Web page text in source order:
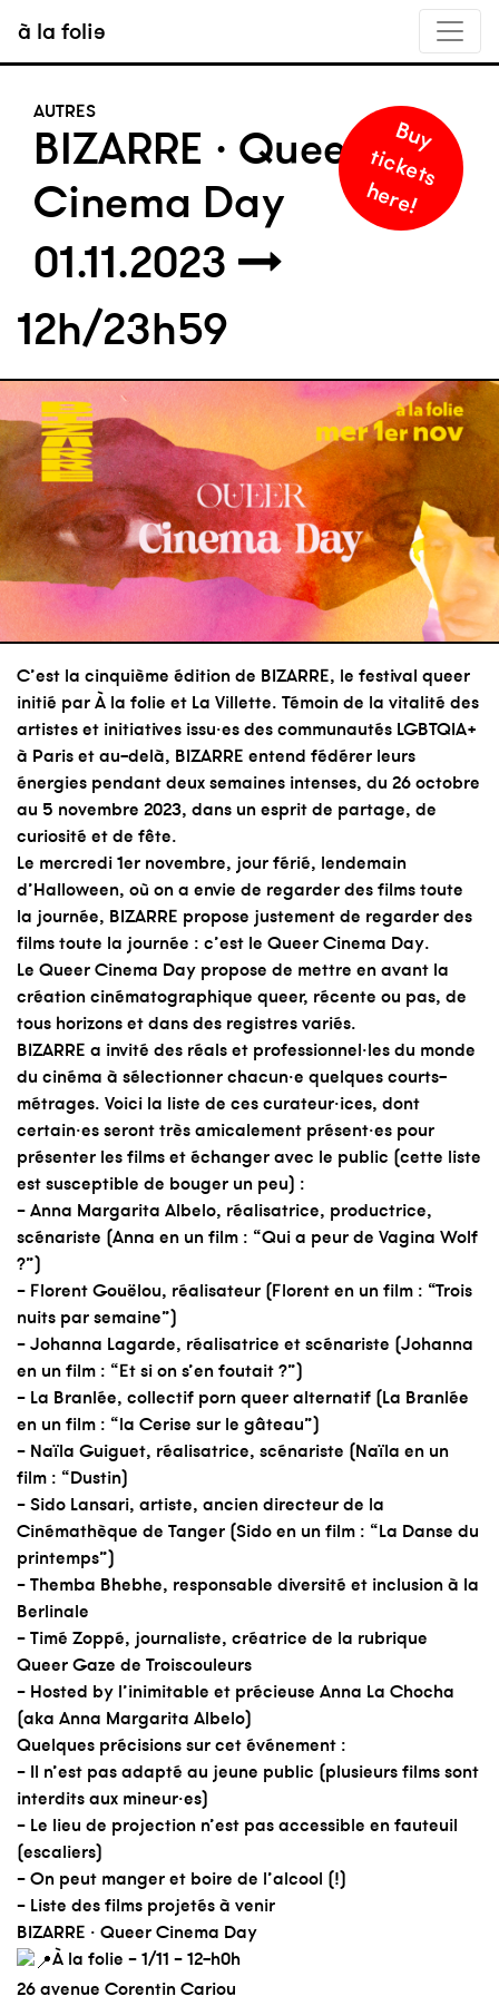
à la folie
BIZARRE · Queer
Cinema Day
AUTRES
01.11.2023
12h/23h59
B
u
y
t
i
c
k
e
t
s
h
e
r
e
!
C’est la cinquième édition de BIZARRE, le festival queer
initié par À la folie et La Villette. Témoin de la vitalité des
artistes et initiatives issu·es des communautés LGBTQIA+
à Paris et au-delà, BIZARRE entend fédérer leurs
énergies pendant deux semaines intenses, du 26 octobre
au 5 novembre 2023, dans un esprit de partage, de
curiosité et de fête.
Le mercredi 1er novembre, jour férié, lendemain
d’Halloween, où on a envie de regarder des films toute
la journée, BIZARRE propose justement de regarder des
films toute la journée : c’est le Queer Cinema Day.
Le Queer Cinema Day propose de mettre en avant la
création cinématographique queer, récente ou pas, de
tous horizons et dans des registres variés.
BIZARRE a invité des réals et professionnel·les du monde
du cinéma à sélectionner chacun·e quelques courts-
métrages. Voici la liste de ces curateur·ices, dont
certain·es seront très amicalement présent·es pour
présenter les films et échanger avec le public (cette liste
est susceptible de bouger un peu) :
– Anna Margarita Albelo, réalisatrice, productrice,
scénariste (Anna en un film : “Qui a peur de Vagina Wolf
?”)
– Florent Gouëlou, réalisateur (Florent en un film : “Trois
nuits par semaine”)
– Johanna Lagarde, réalisatrice et scénariste (Johanna
en un film : “Et si on s’en foutait ?”)
– La Branlée, collectif porn queer alternatif (La Branlée
en un film : “la Cerise sur le gâteau”)
– Naïla Guiguet, réalisatrice, scénariste (Naïla en un
film : “Dustin)
– Sido Lansari, artiste, ancien directeur de la
Cinémathèque de Tanger (Sido en un film : “La Danse du
printemps”)
– Themba Bhebhe, responsable diversité et inclusion à la
Berlinale
– Timé Zoppé, journaliste, créatrice de la rubrique
Queer Gaze de Troiscouleurs
– Hosted by l’inimitable et précieuse Anna La Chocha
(aka Anna Margarita Albelo)
Quelques précisions sur cet événement :
– Il n’est pas adapté au jeune public (plusieurs films sont
interdits aux mineur·es)
– Le lieu de projection n’est pas accessible en fauteuil
(escaliers)
– On peut manger et boire de l’alcool (!)
– Liste des films projetés à venir
BIZARRE · Queer Cinema Day
À la folie – 1/11 – 12-h0h
26 avenue Corentin Cariou